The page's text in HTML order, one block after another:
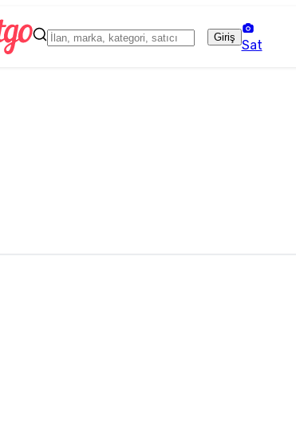
Giriş
Sat